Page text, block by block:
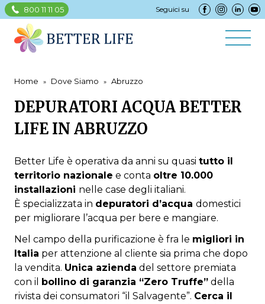
800 11 11 05 Seguici su
Home Dove Siamo Abruzzo
DEPURATORI ACQUA BETTER
LIFE IN ABRUZZO
Better Life è operativa da anni su quasi tutto il
territorio nazionale e conta oltre 10.000
installazioni nelle case degli italiani.
È specializzata in depuratori d’acqua domestici
per migliorare l’acqua per bere e mangiare.
Nel campo della purificazione è fra le migliori in
Italia per attenzione al cliente sia prima che dopo
la vendita. Unica azienda del settore premiata
con il bollino di garanzia “Zero Truffe” della
rivista dei consumatori “il Salvagente”. Cerca il